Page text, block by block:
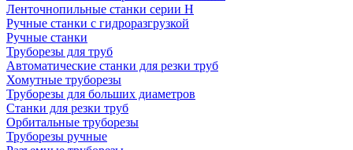
Ленточнопильные станки серии H
Ручные станки с гидроразгрузкой
Ручные станки
Труборезы для труб
Автоматические станки для резки труб
Хомутные труборезы
Труборезы для больших диаметров
Станки для резки труб
Орбитальные труборезы
Труборезы ручные